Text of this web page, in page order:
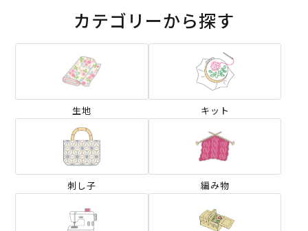
カテゴリーから探す
生地 キット
刺し子 編み物